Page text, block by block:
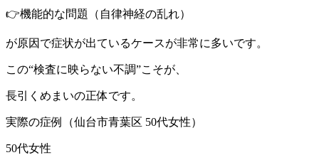
👉機能的な問題（自律神経の乱れ）
が原因で症状が出ているケースが非常に多いです。
この“検査に映らない不調”こそが、
長引くめまいの正体です。
実際の症例（仙台市青葉区 50代女性）
50代女性